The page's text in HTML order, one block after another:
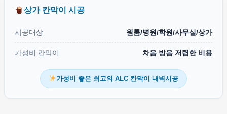
상가 칸막이 시공
시공대상 원룸/병원/학원/사무실/상가
가성비 칸막이 차음 방음 저렴한 비용
가성비 좋은 최고의 ALC 칸막이 내벽시공